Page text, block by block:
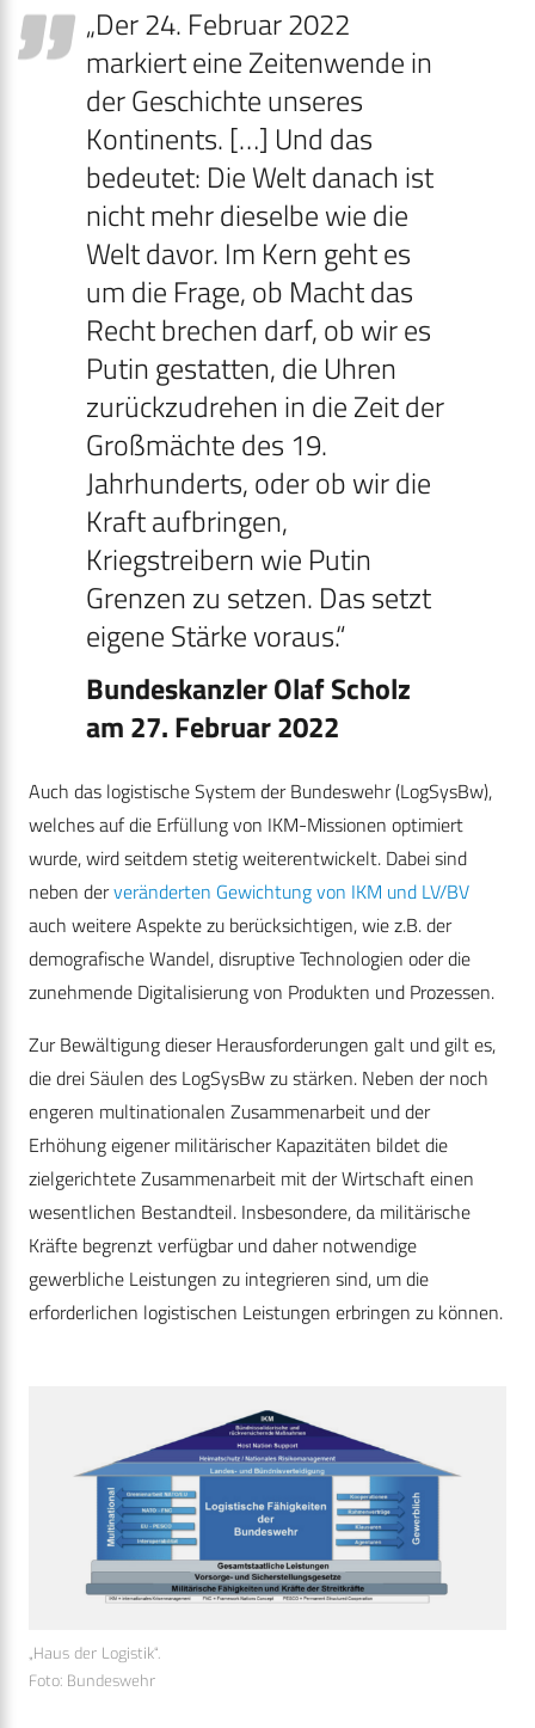
„Der 24. Februar 2022
markiert eine Zeiten­­wende in
der Geschichte unseres
Kontinents. […] Und das
bedeutet: Die Welt danach ist
nicht mehr dieselbe wie die
Welt davor. Im Kern geht es
um die Frage, ob Macht das
Recht brechen darf, ob wir es
Putin gestatten, die Uhren
zurückzudrehen in die Zeit der
Großmächte des 19.
Jahrhunderts, oder ob wir die
Kraft aufbringen,
Kriegstreibern wie Putin
Grenzen zu setzen. Das setzt
eigene Stärke voraus.“
Bundeskanzler Olaf Scholz
am 27. Februar 2022
Auch das logistische System der Bundeswehr (LogSysBw),
welches auf die Erfüllung von IKM-Missionen optimiert
wurde, wird seitdem stetig weiterentwickelt. Dabei sind
neben derveränderten Gewichtung von IKM und LV/BV
auch weitere Aspekte zu berücksichtigen, wie z.B. der
demografische Wandel, disruptive Technologien oder die
zunehmende Digitalisierung von Produkten und Prozessen.
Zur Bewältigung dieser Herausforderungen galt und gilt es,
die drei Säulen des LogSysBw zu stärken. Neben der noch
engeren multinationalen Zusammenarbeit und der
Erhöhung eigener militärischer Kapazitäten bildet die
zielgerichtete Zusammenarbeit mit der Wirtschaft einen
wesentlichen Bestandteil. Insbesondere, da militärische
Kräfte begrenzt verfügbar und daher notwendige
gewerbliche Leistungen zu inte­grieren sind, um die
erforderlichen logistischen Leistungen erbringen zu können.
„Haus der Logistik“.
Foto: Bundeswehr